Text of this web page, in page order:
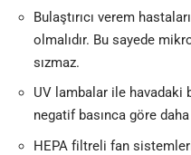
Bulaştırıcı verem
olmalıdır. Bu sayede
sızmaz.
UV lambalar ile havadaki
negatif basınca göre
HEPA filtreli fan